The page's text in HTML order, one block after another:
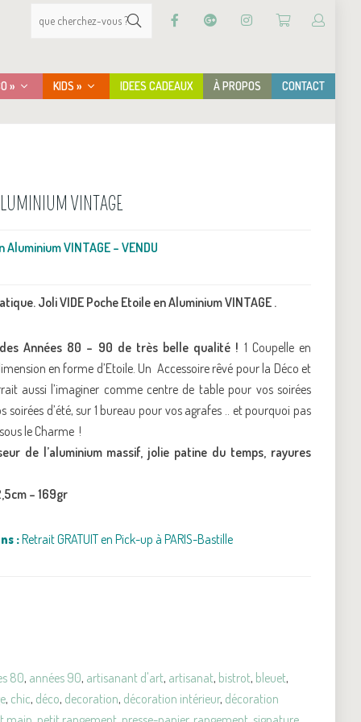
» KIDS » IDEES CADEAUX À PROPOS CONTACT
VINTAGE
VINTAGE – VENDU
Joli VIDE Poche Etoile en Aluminium VINTAGE .
Années 80 – 90 de très belle qualité ! 1 Coupelle en
en forme d’Etoile. Un Accessoire rêvé pour la Déco et
aussi l’imaginer comme centre de table pour vos soirées
soirées d’été, sur 1 bureau pour vos agrafes .. et pourquoi pas
le Charme !
de l’aluminium massif, jolie patine du temps, rayures
– 169gr
:Retrait GRATUIT en Pick-up à PARIS-Bastille
80, années 90, artisanant d'art, artisanat, bistrot, bleuet,
, chic, déco, decoration, décoration intérieur, décoration